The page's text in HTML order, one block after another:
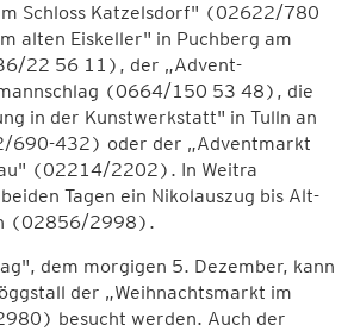
Schloss Katzelsdorf" (02622/780
alten Eiskeller" in Puchberg am
22 56 11), der „Advent-
(0664/150 53 48), die
in der Kunstwerkstatt" in Tulln an
690-432) oder der „Adventmarkt
(02214/2202). In Weitra
Tagen ein Nikolauszug bis Alt-
(02856/2998).
dem morgigen 5. Dezember, kann
der „Weihnachtsmarkt im
besucht werden. Auch der